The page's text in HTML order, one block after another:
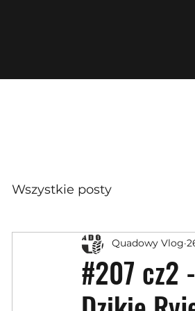
Wszystkie posty
#207 cz2
Quadowy Vlog